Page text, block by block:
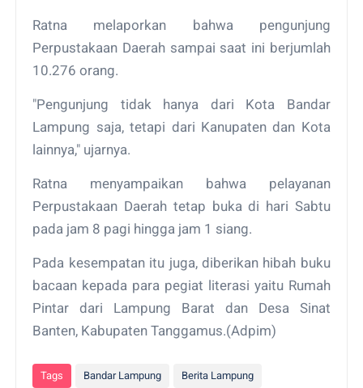
Ratna melaporkan bahwa pengunjung
Perpustakaan Daerah sampai saat ini berjumlah
10.276 orang.
"Pengunjung tidak hanya dari Kota Bandar
Lampung saja, tetapi dari Kanupaten dan Kota
lainnya," ujarnya.
Ratna menyampaikan bahwa pelayanan
Perpustakaan Daerah tetap buka di hari Sabtu
pada jam 8 pagi hingga jam 1 siang.
Pada kesempatan itu juga, diberikan hibah buku
bacaan kepada para pegiat literasi yaitu Rumah
Pintar dari Lampung Barat dan Desa Sinat
Banten, Kabupaten Tanggamus.(Adpim)
Tags Bandar Lampung Berita Lampung